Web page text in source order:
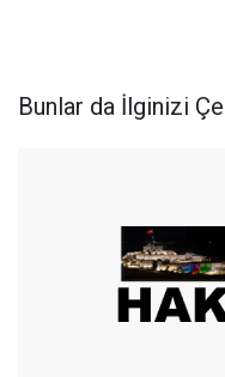
Bunlar da İlginizi